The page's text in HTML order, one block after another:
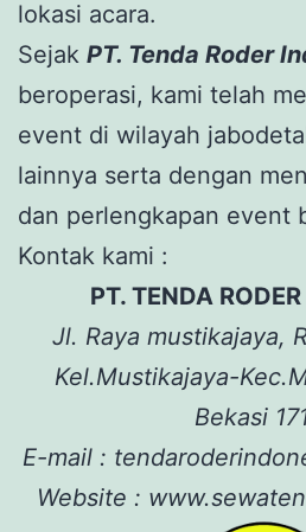
lokasi acara.
Sejak PT. Tenda Roder
beroperasi, kami telah
event di wilayah
lainnya serta dengan
dan perlengkapan event
Kontak kami :
PT. TENDA
Jl. Raya mustikajaya,
Kel.Mustikajaya-
Bekasi
E-mail :
Website :